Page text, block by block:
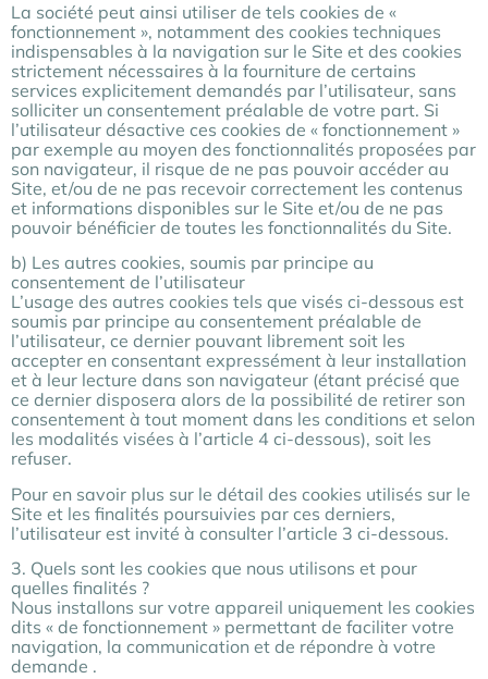
La société peut ainsi utiliser de tels cookies de «
fonctionnement », notamment des cookies techniques
indispensables à la navigation sur le Site et des cookies
strictement nécessaires à la fourniture de certains
services explicitement demandés par l’utilisateur, sans
solliciter un consentement préalable de votre part. Si
l’utilisateur désactive ces cookies de « fonctionnement »
par exemple au moyen des fonctionnalités proposées par
son navigateur, il risque de ne pas pouvoir accéder au
Site, et/ou de ne pas recevoir correctement les contenus
et informations disponibles sur le Site et/ou de ne pas
pouvoir bénéficier de toutes les fonctionnalités du Site.
b) Les autres cookies, soumis par principe au
consentement de l’utilisateur
L’usage des autres cookies tels que visés ci-dessous est
soumis par principe au consentement préalable de
l’utilisateur, ce dernier pouvant librement soit les
accepter en consentant expressément à leur installation
et à leur lecture dans son navigateur (étant précisé que
ce dernier disposera alors de la possibilité de retirer son
consentement à tout moment dans les conditions et selon
les modalités visées à l’article 4 ci-dessous), soit les
refuser.
Pour en savoir plus sur le détail des cookies utilisés sur le
Site et les finalités poursuivies par ces derniers,
l’utilisateur est invité à consulter l’article 3 ci-dessous.
3. Quels sont les cookies que nous utilisons et pour
quelles finalités ?
Nous installons sur votre appareil uniquement les cookies
dits « de fonctionnement » permettant de faciliter votre
navigation, la communication et de répondre à votre
demande .